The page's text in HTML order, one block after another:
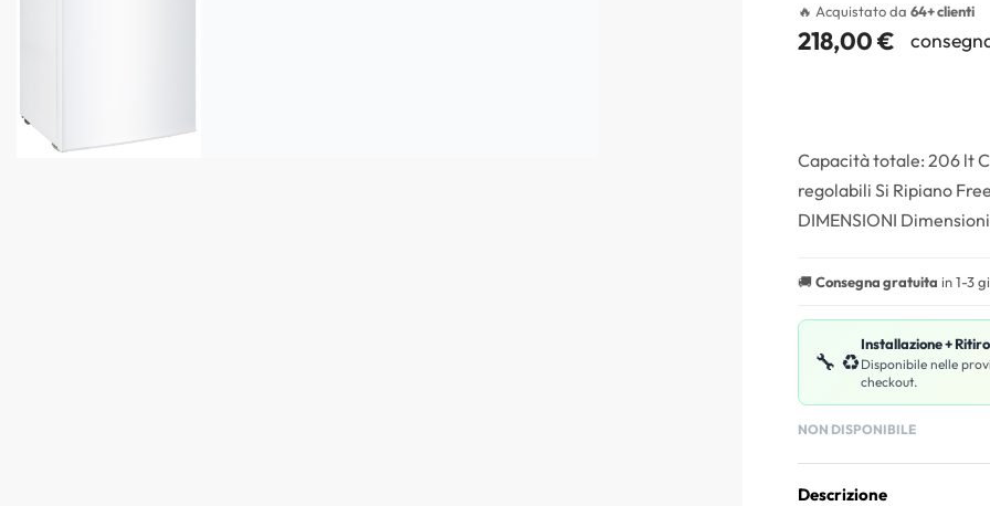
🔥 Acquistato da 64+ clienti
218,00€
Capacità totale: 206 lt
regolabili Si Ripiano
DIMENSIONI
🚚Consegna gratuita in 1-3
🔧 ♻️
Installazione +
Disponibile nelle
checkout.
NON DISPONIBILE
Descrizione